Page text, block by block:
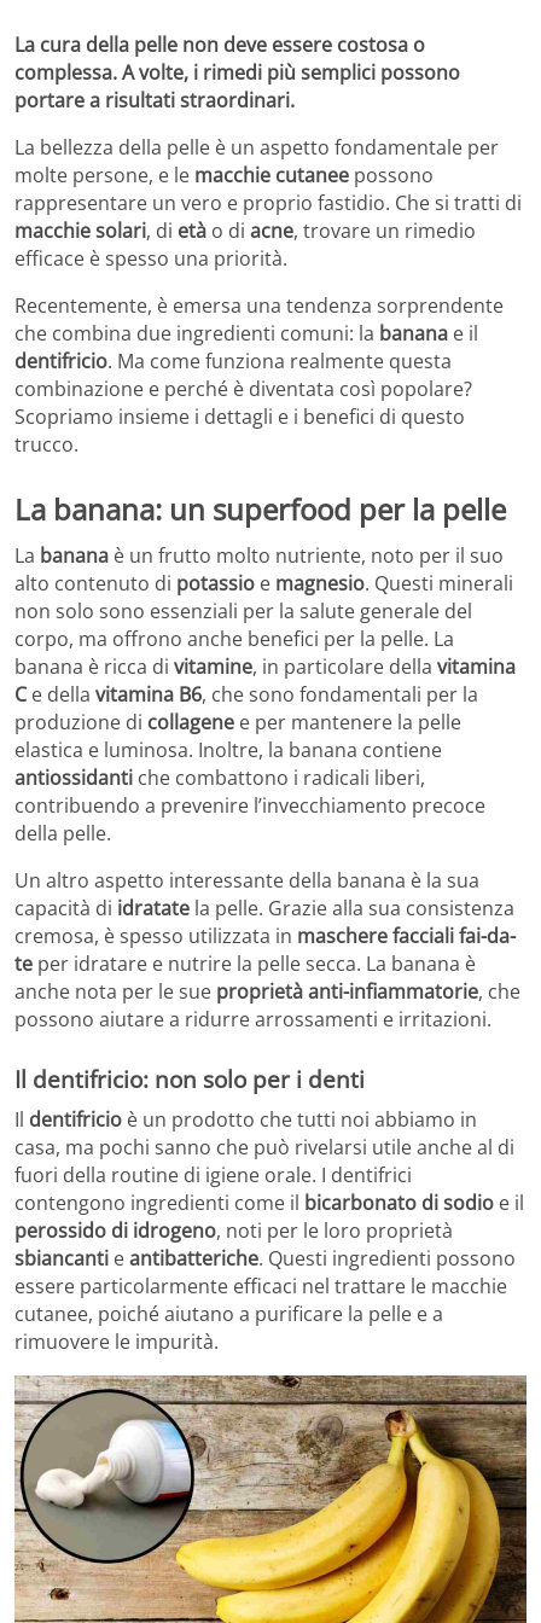
La cura della pelle non deve essere costosa o
complessa. A volte, i rimedi più semplici possono
portare a risultati straordinari.
La bellezza della pelle è un aspetto fondamentale per
molte persone, e le macchie cutanee possono
rappresentare un vero e proprio fastidio. Che si tratti di
macchie solari, di età o di acne, trovare un rimedio
efficace è spesso una priorità.
Recentemente, è emersa una tendenza sorprendente
che combina due ingredienti comuni: la banana e il
dentifricio. Ma come funziona realmente questa
combinazione e perché è diventata così popolare?
Scopriamo insieme i dettagli e i benefici di questo
trucco.
La banana: un superfood per la pelle
La banana è un frutto molto nutriente, noto per il suo
alto contenuto di potassio e magnesio. Questi minerali
non solo sono essenziali per la salute generale del
corpo, ma offrono anche benefici per la pelle. La
banana è ricca di vitamine, in particolare della vitamina
Ce della vitamina B6, che sono fondamentali per la
produzione di collagene e per mantenere la pelle
elastica e luminosa. Inoltre, la banana contiene
antiossidanti che combattono i radicali liberi,
contribuendo a prevenire l’invecchiamento precoce
della pelle.
Un altro aspetto interessante della banana è la sua
capacità di idratate la pelle. Grazie alla sua consistenza
cremosa, è spesso utilizzata in maschere facciali fai-da-
te per idratare e nutrire la pelle secca. La banana è
anche nota per le sue proprietà anti-infiammatorie, che
possono aiutare a ridurre arrossamenti e irritazioni.
Il dentifricio: non solo per i denti
Il dentifricio è un prodotto che tutti noi abbiamo in
casa, ma pochi sanno che può rivelarsi utile anche al di
fuori della routine di igiene orale. I dentifrici
contengono ingredienti come il bicarbonato di sodio e il
perossido di idrogeno, noti per le loro proprietà
sbiancanti eantibatteriche. Questi ingredienti possono
essere particolarmente efficaci nel trattare le macchie
cutanee, poiché aiutano a purificare la pelle e a
rimuovere le impurità.